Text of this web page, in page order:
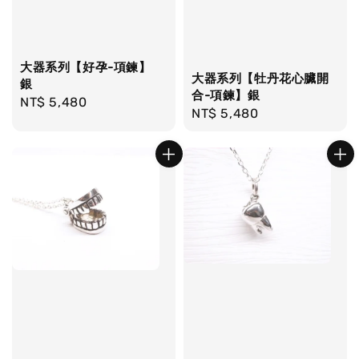
大器系列【好孕-項鍊】
銀
Regular
NT$ 5,480
大器系列【牡丹花心臟開
合-項鍊】銀
Regular
NT$ 5,480